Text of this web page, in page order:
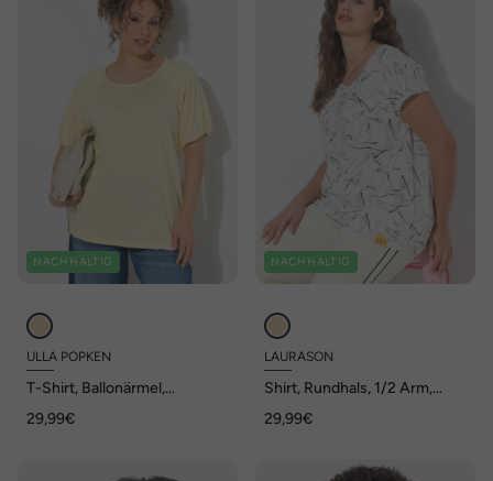
NACHHALTIG
ULLA POPKEN
T-Shirt, Ballonärmel,
29,99€
NACHHALTIG
LAURASON
Shirt, Rundhals, 1/2 Arm,
29,99€